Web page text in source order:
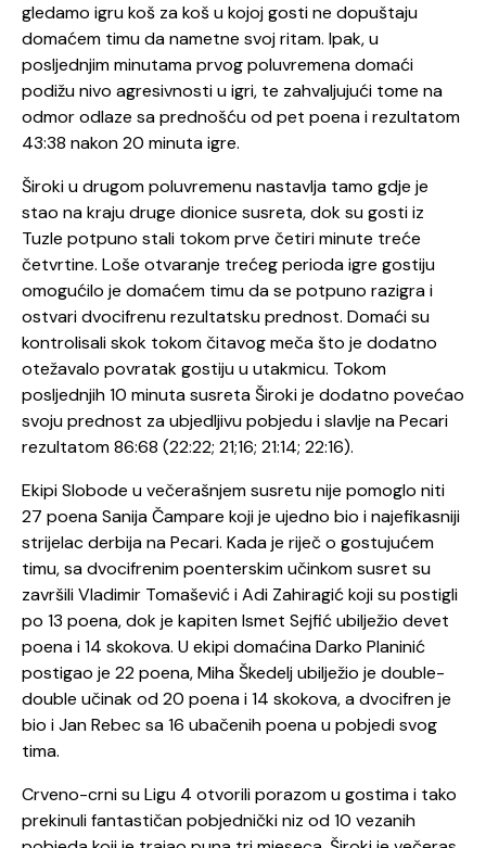
gledamo igru koš za koš u kojoj gosti ne dopuštaju
domaćem timu da nametne svoj ritam. Ipak, u
posljednjim minutama prvog poluvremena domaći
podižu nivo agresivnosti u igri, te zahvaljujući tome na
odmor odlaze sa prednošću od pet poena i rezultatom
43:38 nakon 20 minuta igre.
Široki u drugom poluvremenu nastavlja tamo gdje je
stao na kraju druge dionice susreta, dok su gosti iz
Tuzle potpuno stali tokom prve četiri minute treće
četvrtine. Loše otvaranje trećeg perioda igre gostiju
omogućilo je domaćem timu da se potpuno razigra i
ostvari dvocifrenu rezultatsku prednost. Domaći su
kontrolisali skok tokom čitavog meča što je dodatno
otežavalo povratak gostiju u utakmicu. Tokom
posljednjih 10 minuta susreta Široki je dodatno povećao
svoju prednost za ubjedljivu pobjedu i slavlje na Pecari
rezultatom 86:68 (22:22; 21;16; 21:14; 22:16).
Ekipi Slobode u večerašnjem susretu nije pomoglo niti
27 poena Sanija Čampare koji je ujedno bio i najefikasniji
strijelac derbija na Pecari. Kada je riječ o gostujućem
timu, sa dvocifrenim poenterskim učinkom susret su
završili Vladimir Tomašević i Adi Zahiragić koji su postigli
po 13 poena, dok je kapiten Ismet Sejfić ubilježio devet
poena i 14 skokova. U ekipi domaćina Darko Planinić
postigao je 22 poena, Miha Škedelj ubilježio je double-
double učinak od 20 poena i 14 skokova, a dvocifren je
bio i Jan Rebec sa 16 ubačenih poena u pobjedi svog
tima.
Crveno-crni su Ligu 4 otvorili porazom u gostima i tako
prekinuli fantastičan pobjednički niz od 10 vezanih